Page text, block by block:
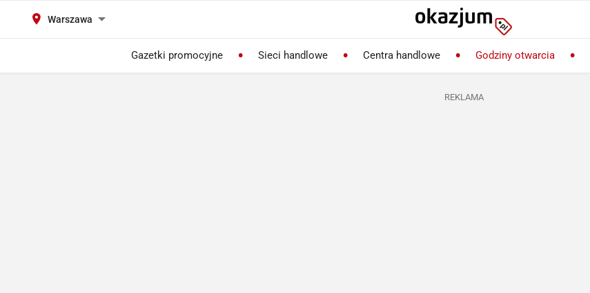
Warszawa
Gazetki promocyjne Sieci handlowe Centra handlowe Godziny otwarcia
REKLAMA